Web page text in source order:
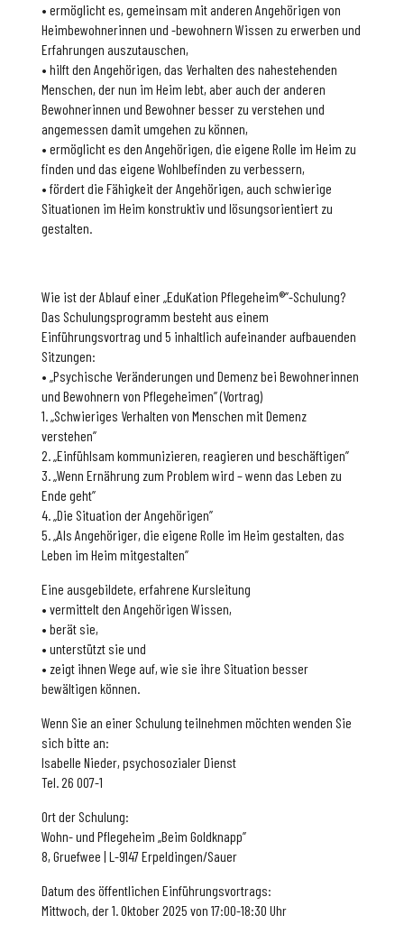
• ermöglicht es, gemeinsam mit anderen Angehörigen von
Heimbewohnerinnen und -bewohnern Wissen zu erwerben und
Erfahrungen auszutauschen,
• hilft den Angehörigen, das Verhalten des nahestehenden
Menschen, der nun im Heim lebt, aber auch der anderen
Bewohnerinnen und Bewohner besser zu verstehen und
angemessen damit umgehen zu können,
• ermöglicht es den Angehörigen, die eigene Rolle im Heim zu
finden und das eigene Wohlbefinden zu verbessern,
• fördert die Fähigkeit der Angehörigen, auch schwierige
Situationen im Heim konstruktiv und lösungsorientiert zu
gestalten.
Wie ist der Ablauf einer „EduKation Pflegeheim®”-Schulung?
Das Schulungsprogramm besteht aus einem
Einführungsvortrag und 5 inhaltlich aufeinander aufbauenden
Sitzungen:
• „Psychische Veränderungen und Demenz bei Bewohnerinnen
und Bewohnern von Pflegeheimen” (Vortrag)
1. „Schwieriges Verhalten von Menschen mit Demenz
verstehen”
2. „Einfühlsam kommunizieren, reagieren und beschäftigen”
3. „Wenn Ernährung zum Problem wird – wenn das Leben zu
Ende geht”
4. „Die Situation der Angehörigen”
5. „Als Angehöriger, die eigene Rolle im Heim gestalten, das
Leben im Heim mitgestalten”
Eine ausgebildete, erfahrene Kursleitung
• vermittelt den Angehörigen Wissen,
• berät sie,
• unterstützt sie und
• zeigt ihnen Wege auf, wie sie ihre Situation besser
bewältigen können.
Wenn Sie an einer Schulung teilnehmen möchten wenden Sie
sich bitte an:
Isabelle Nieder, psychosozialer Dienst
Tel. 26 007-1
Ort der Schulung:
Wohn- und Pflegeheim „Beim Goldknapp”
8, Gruefwee | L-9147 Erpeldingen/Sauer
Datum des öffentlichen Einführungsvortrags:
Mittwoch, der 1. Oktober 2025 von 17:00-18:30 Uhr